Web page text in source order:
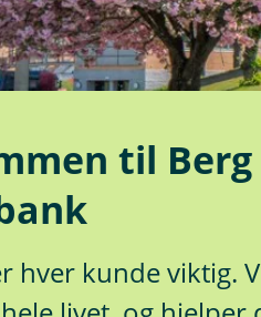
til Berg
hver kunde viktig.